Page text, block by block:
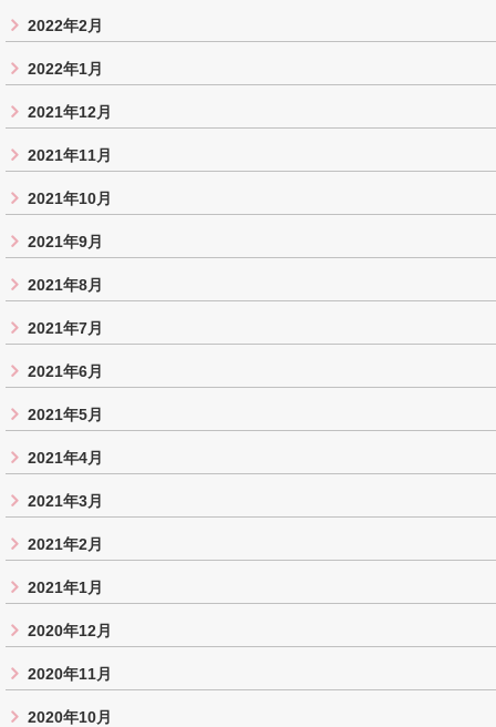
2022年2月
2022年1月
2021年12月
2021年11月
2021年10月
2021年9月
2021年8月
2021年7月
2021年6月
2021年5月
2021年4月
2021年3月
2021年2月
2021年1月
2020年12月
2020年11月
2020年10月